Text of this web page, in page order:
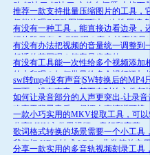
败 解决了:解决了 文件名问题 去掉下
就可
推荐一款支持批量压缩图片的工具，
仅能处理GIF动图还可以一次性压缩
件
有没有一种工具，能直接边看边录，
把片段保存成 GIF 呢？它支持直接导
GIF 格式，
有没有办法把视频的音量统一调整到
舒适的范围呢？答案是肯定的
有没有工具能一次性给多个视频添加
的水印呢？如何批量给多个视频添加
的水印
swf转mp4没有声音|SW转换后的MP4
画面，没有声音，甚至有时连文件都
开
如何让录音部分的人声更突出-让录音
略高于背景音乐，保证人声清晰可辨
一款小巧实用的MKV提取工具，可
分离MKV文件里视频、音频和字幕
歌词格式转换的场景需要一个小工具
我们把 KRC 转成 LRC，非常简单实
分享一款实用的多音轨视频刻录工具